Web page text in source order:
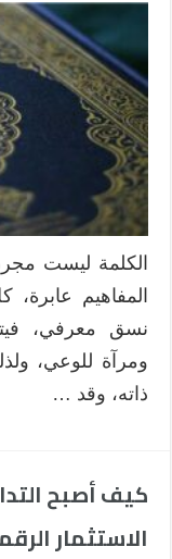
الكلمة ليست
المفاهيم
نسق معرفي،
ومرآة للوعي،
ذاته، وقد …
كيف أصبح
الاستثمار